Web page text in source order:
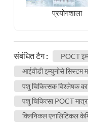
प्रयोगशाला
संबंधित टैग :
POCT
आईवीडी इम्युनोसे सिस्टम
पशु चिकित्सक विश्लेषक का
पशु चिकित्सा POCT
क्लिनिकल एनालिटिकल